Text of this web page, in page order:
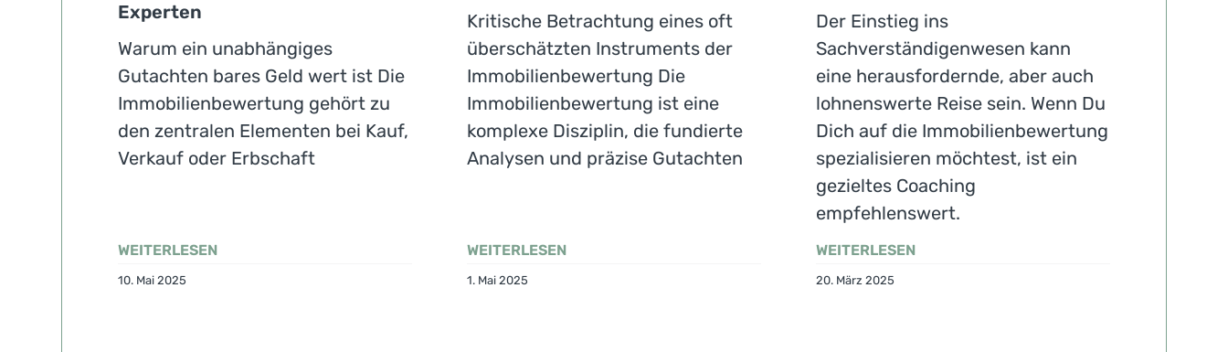
Experten
Warum ein unabhängiges
Gutachten bares Geld wert ist Die
Immobilienbewertung gehört zu
den zentralen Elementen bei Kauf,
Verkauf oder Erbschaft
WEITERLESEN
10. Mai 2025
Kritische Betrachtung eines oft
überschätzten Instruments der
Immobilienbewertung Die
Immobilienbewertung ist eine
komplexe Disziplin, die fundierte
Analysen und präzise Gutachten
WEITERLESEN
1. Mai 2025
Der Einstieg ins
Sachverständigenwesen kann
eine herausfordernde, aber auch
lohnenswerte Reise sein. Wenn Du
Dich auf die Immobilienbewertung
spezialisieren möchtest, ist ein
gezieltes Coaching
empfehlenswert.
WEITERLESEN
20. März 2025